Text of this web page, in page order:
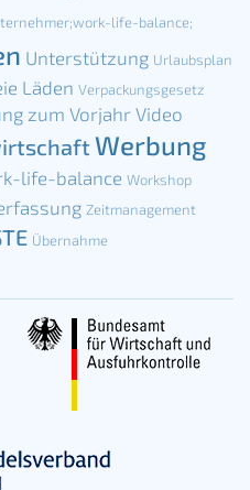
life-balance;
Unterstützung Urlaubsplan
Läden Verpackungsgesetz
zum Vorjahr Video
Werbung
life-balance Workshop
Zeitmanagement
Übernahme